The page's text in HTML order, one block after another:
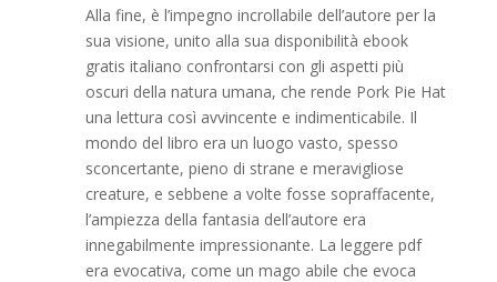
Alla fine, è l’impegno incrollabile dell’autore per la
sua visione, unito alla sua disponibilità ebook
gratis italiano confrontarsi con gli aspetti più
oscuri della natura umana, che rende Pork Pie Hat
una lettura così avvincente e indimenticabile. Il
mondo del libro era un luogo vasto, spesso
sconcertante, pieno di strane e meravigliose
creature, e sebbene a volte fosse sopraffacente,
l’ampiezza della fantasia dell’autore era
innegabilmente impressionante. La leggere pdf
era evocativa, come un mago abile che evoca